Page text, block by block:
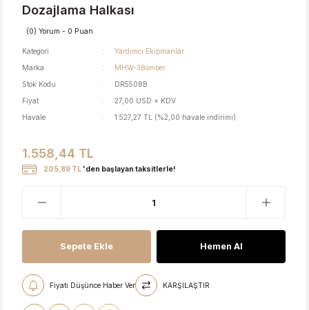
Dozajlama Halkası
(0) Yorum - 0 Puan
Kategori
Yardımcı Ekipmanlar
Marka
MHW-3Bomber
Stok Kodu
DR5508B
Fiyat
27,00 USD + KDV
Havale
1.527,27 TL (%2,00 havale indirimi)
1.558,44 TL
205,89 TL 'den başlayan taksitlerle!
Sepete Ekle Hemen Al
Fiyatı Düşünce Haber Ver KARŞILAŞTIR